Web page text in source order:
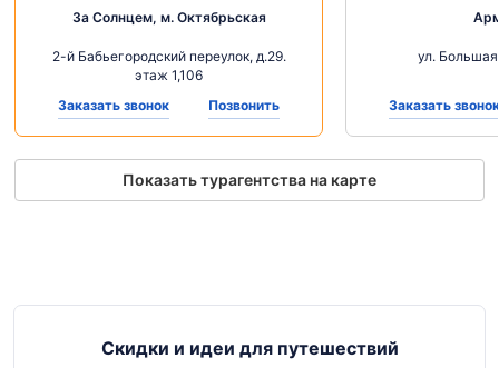
За Солнцем, м. Октябрьская
2-й Бабьегородский переулок, д.29.
этаж 1,106
Заказать звонок
Позвонить
ул.
Заказать звонок
Показать турагентства на карте
Скидки и идеи для путешествий